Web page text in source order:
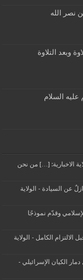
نصر الله
وبعد التلاوة
عليه السلام
الاخبارية: […] من نحن
عن السيادة - الولاية
وقدّم نموذجًا
الالتزام الكامل - الولاية
الكيان الإسرائيلي -